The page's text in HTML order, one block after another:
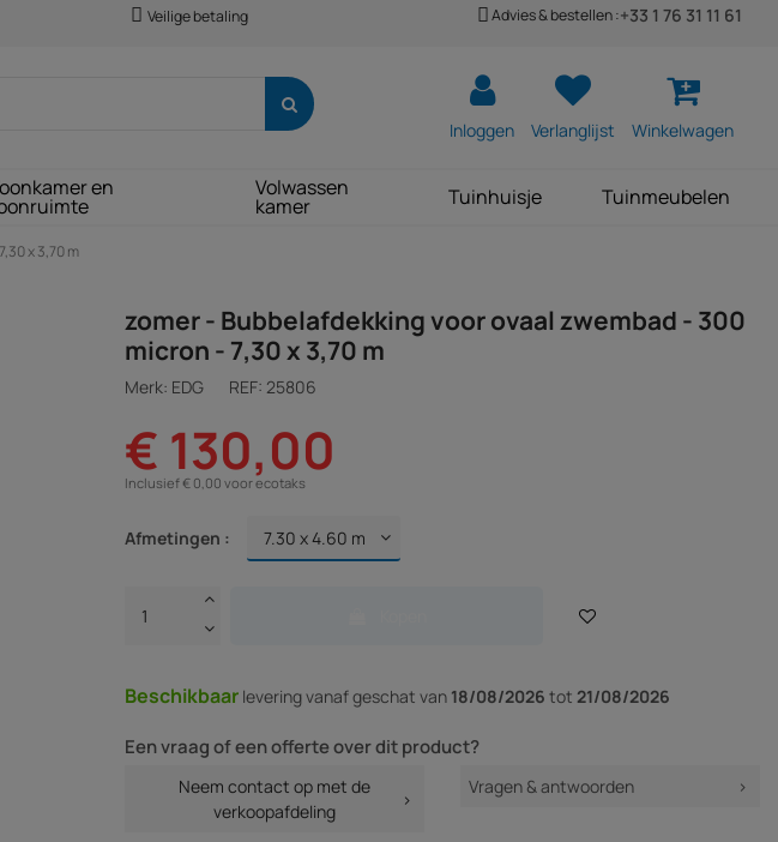
Veilige betaling Advies & bestellen :+33 1 76 31 11 61
Inloggen Verlanglijst Winkelwagen
en Volwassen
kamer Tuinhuisje Tuinmeubelen
x 3,70 m
zomer - Bubbelafdekking voor ovaal zwembad - 300
micron - 7,30 x 3,70 m
Merk: EDG REF: 25806
€ 130,00
Inclusief € 0,00 voor ecotaks
Afmetingen :
Beschikbaar levering vanafgeschat van 18/08/2026 tot 21/08/2026
Een vraag of een offerte over dit product?
Neem contact op met de
verkoopafdeling
Vragen & antwoorden